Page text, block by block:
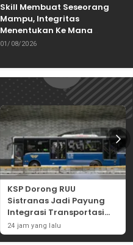
Skill Membuat Seseorang
Mampu, Integritas
Menentukan Ke Mana
Kemampuan Itu Dibawa
01/08/2026
KSP Dorong RUU
Sistranas Jadi Payung
Integrasi Transportasi
Massal Indonesia
24 jam yang lalu